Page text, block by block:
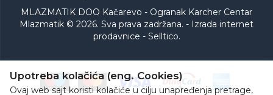
MLAZMATIK DOO Kačarevo - Ogranak Karcher Centar
Mlazmatik © 2026. Sva prava zadržana. - Izrada internet
prodavnice - Selltico.
Upotreba kolačića (eng. Cookies)
Ovaj web sajt koristi kolačiće u cilju unapređenja pretrage,